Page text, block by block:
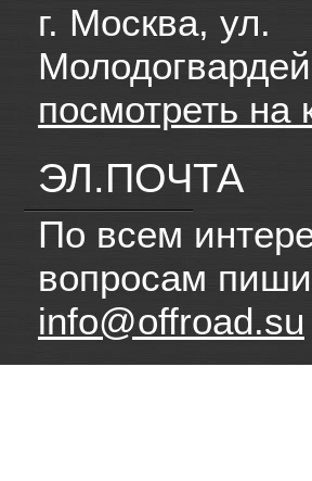
г. Москва, ул.
посмотреть на
ЭЛ.ПОЧТА
По всем
вопросам
info@offroad.su